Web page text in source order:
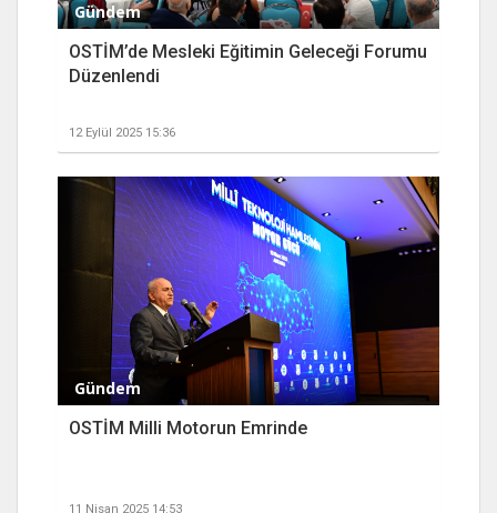
Gündem
OSTİM’de Mesleki Eğitimin Geleceği Forumu
Düzenlendi
12 Eylül 2025 15:36
Gündem
OSTİM Milli Motorun Emrinde
11 Nisan 2025 14:53